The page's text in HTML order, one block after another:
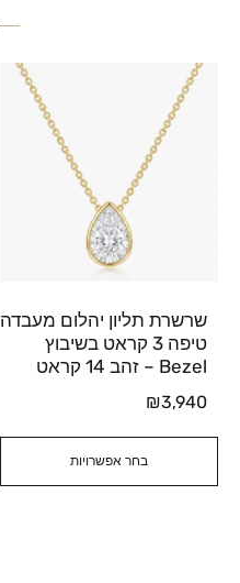
בחר אפשרויות
שרשרת תליון יהלום מעבדה
טיפה 3 קראט בשיבוץ
Bezel – זהב 14 קראט
₪3,940